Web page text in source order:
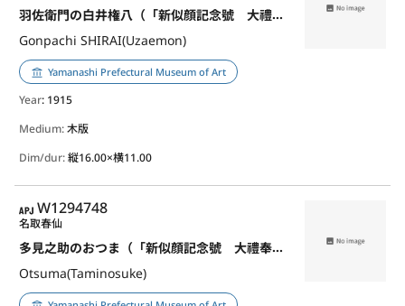
羽佐衛門の白井権八（「新似顔記念號 大禮奉祝畫譜」より）
Gonpachi SHIRAI(Uzaemon)
Yamanashi Prefectural Museum of Art
Year: 1915
Medium:木版
Dim/dur:縦16.00×横11.00
APJ
W1294748
多見之助のおつま（「新似顔記念號 大禮奉祝畫譜」より）
Otsuma(Taminosuke)
名取春仙